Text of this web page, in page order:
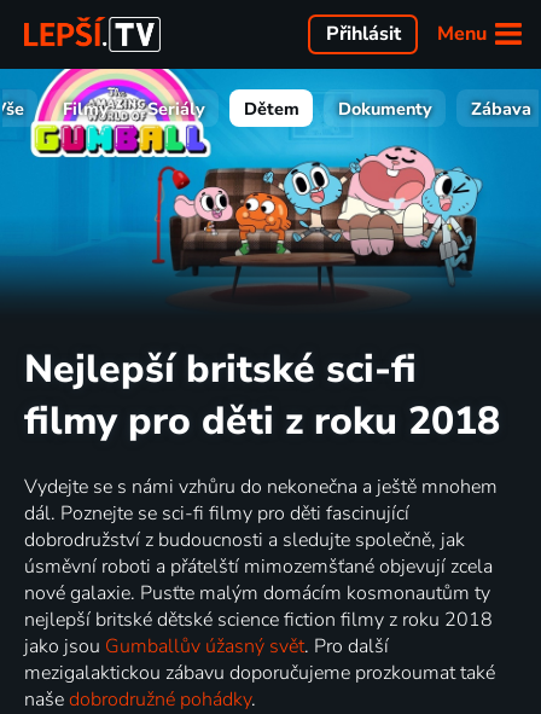
Menu
Přihlásit
Filmy Seriály Dětem Dokumenty Zábava
Nejlepší britské sci-fi
filmy pro děti z roku 2018
Vydejte se s námi vzhůru do nekonečna a ještě mnohem
dál. Poznejte se sci-fi filmy pro děti fascinující
dobrodružství z budoucnosti a sledujte společně, jak
úsměvní roboti a přátelští mimozemšťané objevují zcela
nové galaxie. Pusťte malým domácím kosmonautům ty
nejlepší britské dětské science fiction filmy z roku 2018
jako jsou Gumballův úžasný svět. Pro další
mezigalaktickou zábavu doporučujeme prozkoumat také
našedobrodružné pohádky.